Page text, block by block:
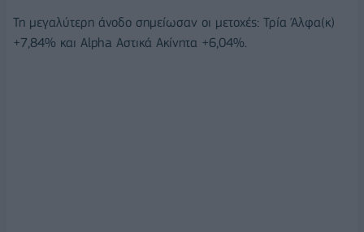
Τη μεγαλύτερη άνοδο σημείωσαν οι μετοχές: Τρία Άλφα(κ)
+7,84% και Alpha Αστικά Ακίνητα +6,04%.